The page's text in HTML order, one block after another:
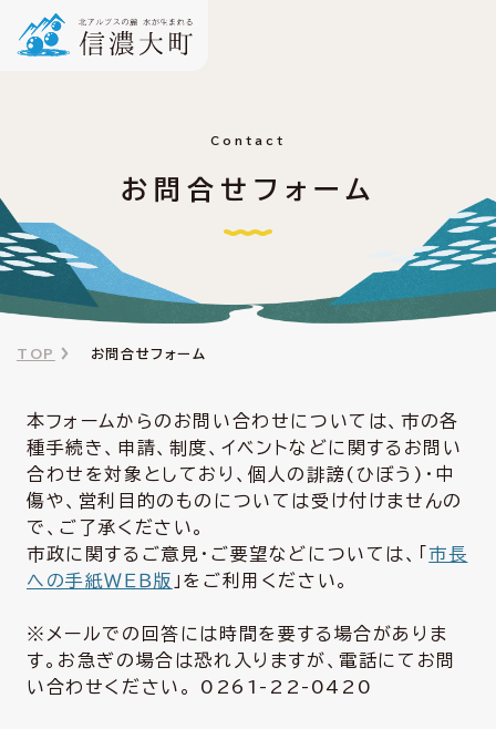
Contact
お問合せフォーム
TOP お問合せフォーム
本フォームからのお問い合わせについては、市の各
種手続き、申請、制度、イベントなどに関するお問い
合わせを対象としており、個人の誹謗(ひぼう)・中
傷や、営利目的のものについては受け付けませんの
で、ご了承ください。
市政に関するご意見・ご要望などについては、「市長
への手紙ＷＥＢ版 」をご利用ください。
※メールでの回答には時間を要する場合がありま
す。お急ぎの場合は恐れ入りますが、電話にてお問
い合わせください。 0261-22-0420